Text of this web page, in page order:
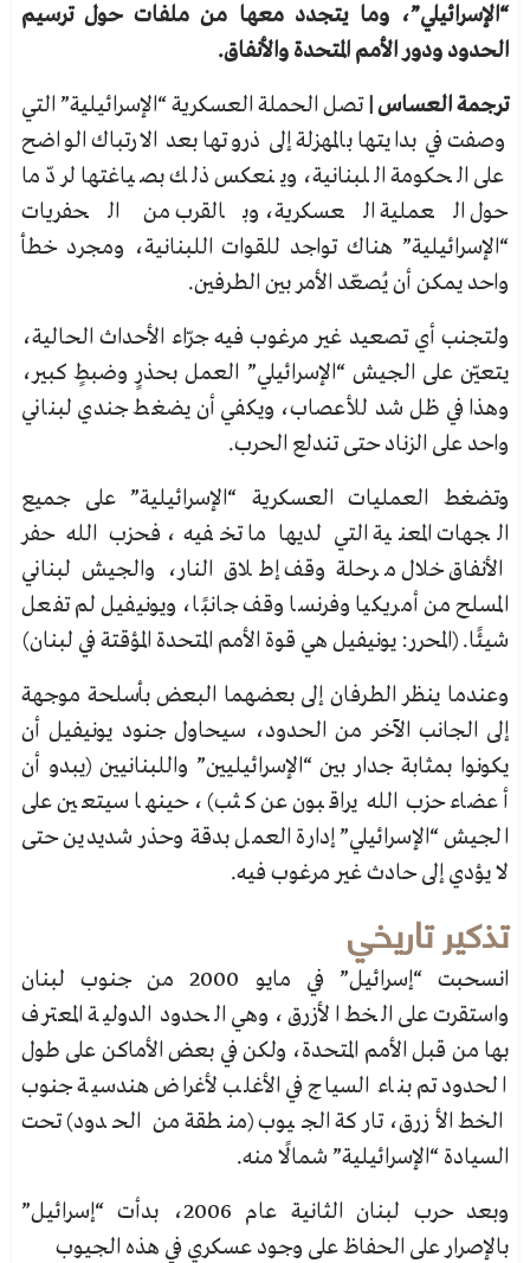
“الإسرائيلي”، وما يتجدد معها من ملفات حول ترسيم
الحدود ودور الأمم المتحدة والأنفاق.
ترجمة العساس | تصل الحملة العسكرية “الإسرائيلية” التي
وصفت في بدايتها بالمهزلة إلى ذروتها بعد الارتباك الواضح
على الحكومة اللبنانية، وينعكس ذلك بصياغتها لردّ ما
حول العملية العسكرية، وبالقرب من الحفريات
“الإسرائيلية” هناك تواجد للقوات اللبنانية، ومجرد خطأ
واحد يمكن أن يُصعّد الأمر بين الطرفين.
ولتجنب أي تصعيد غير مرغوب فيه جرّاء الأحداث الحالية،
يتعيّن على الجيش “الإسرائيلي” العمل بحذرٍ وضبطٍ كبير،
وهذا في ظل شد للأعصاب، ويكفي أن يضغط جندي لبناني
واحد على الزناد حتى تندلع الحرب.
وتضغط العمليات العسكرية “الإسرائيلية” على جميع
الجهات المعنية التي لديها ما تخفيه، فحزب الله حفر
الأنفاق خلال مرحلة وقف إطلاق النار، والجيش لبناني
المسلح من أمريكيا وفرنسا وقف جانبًا، ويونيفيل لم تفعل
شيئًا. (المحرر: يونيفيل هي قوة الأمم المتحدة المؤقتة في لبنان)
وعندما ينظر الطرفان إلى بعضهما البعض بأسلحة موجهة
إلى الجانب الآخر من الحدود، سيحاول جنود يونيفيل أن
يكونوا بمثابة جدار بين “الإسرائيليين” واللبنانيين (يبدو أن
أعضاء حزب الله يراقبون عن كثب)، حينها سيتعين على
الجيش “الإسرائيلي” إدارة العمل بدقة وحذر شديدين حتى
لا يؤدي إلى حادث غير مرغوب فيه.
تذكير تاريخي
انسحبت “إسرائيل” في مايو 2000 من جنوب لبنان
واستقرت على الخط الأزرق، وهي الحدود الدولية المعترف
بها من قبل الأمم المتحدة، ولكن في بعض الأماكن على طول
الحدود تم بناء السياج في الأغلب لأغراض هندسية جنوب
الخط الأزرق، تاركة الجيوب (منطقة من الحدود) تحت
السيادة “الإسرائيلية” شمالًا منه.
وبعد حرب لبنان الثانية عام 2006، بدأت “إسرائيل”
بالإصرار على الحفاظ على وجود عسكري في هذه الجيوب